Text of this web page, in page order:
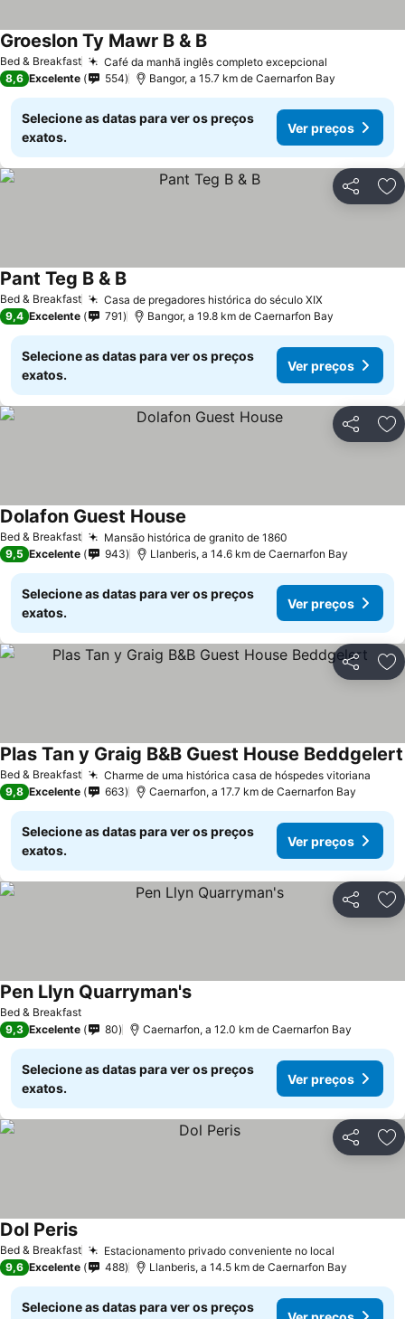
Bed & Breakfast Café da manhã inglês completo excepcional
Groeslon Ty Mawr B & BVer preços
8,6 Excelente 554 Bangor, a 15.7 km de Caernarfon Bay
Selecione as datas para ver os preços
exatos.
Ver preços
Partilhar
Bed & Breakfast Casa de pregadores histórica do século XIXVer preços
Pant Teg B & BVer preços
9,4 Excelente 791 Bangor, a 19.8 km de Caernarfon Bay
Selecione as datas para ver os preços
exatos.
Ver preços
Partilhar
Bed & Breakfast Mansão histórica de granito de 1860
Dolafon Guest House
9,5 Excelente 943 Llanberis, a 14.6 km de Caernarfon Bay
Selecione as datas para ver os preços
exatos.
Ver preços
Partilhar
Bed & Breakfast Charme de uma histórica casa de hóspedes vitoriana
Plas Tan y Graig B&B Guest House Beddgelert
9,8 Excelente 663 Caernarfon, a 17.7 km de Caernarfon Bay
Selecione as datas para ver os preços
exatos.
Ver preços
Partilhar
Bed & Breakfast
Pen Llyn Quarryman'sVer preços
9,3 Excelente 80 Caernarfon, a 12.0 km de Caernarfon Bay
Selecione as datas para ver os preços
exatos.
Ver preços
Partilhar
Bed & Breakfast Estacionamento privado conveniente no local
Dol PerisVer preços
9,6 Excelente 488 Llanberis, a 14.5 km de Caernarfon Bay
Selecione as datas para ver os preços